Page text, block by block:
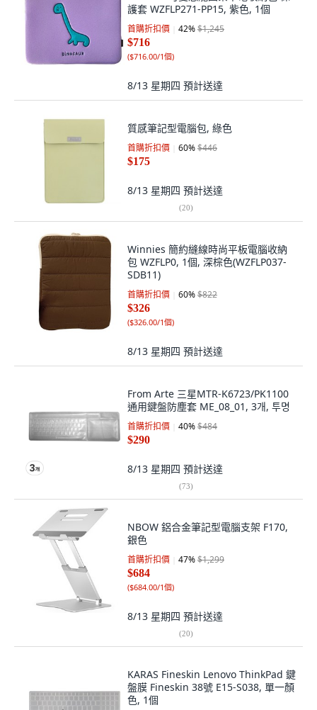
護套 WZFLP271-PP15, 紫色, 1個
首購折扣價 42%$1,245
$716
($716.00/1個)
8/13 星期四 預計送達
質感筆記型電腦包, 綠色
首購折扣價 60%$446
$175
8/13 星期四 預計送達
(20)
Winnies 簡約縫線時尚平板電腦收納
包 WZFLP0, 1個, 深棕色(WZFLP037-
SDB11)
首購折扣價 60%$822
$326
($326.00/1個)
8/13 星期四 預計送達
From Arte 三星MTR-K6723/PK1100
通用鍵盤防塵套 ME_08_01, 3개, 투명
首購折扣價 40%$484
$290
8/13 星期四 預計送達
(73)
NBOW 鋁合金筆記型電腦支架 F170,
銀色
首購折扣價 47%$1,299
$684
($684.00/1個)
8/13 星期四 預計送達
(20)
KARAS Fineskin Lenovo ThinkPad 鍵
盤膜 Fineskin 38號 E15-S038, 單一顏
色, 1個